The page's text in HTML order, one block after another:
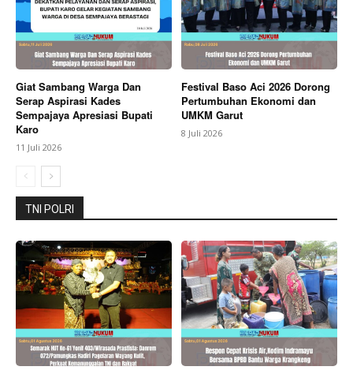
Company
About
Contact us
Subscription Plans
My account
Bagikan Artikel
Critical Mass Suarakan Hak yang Sama bagi Seluruh
Pengguna Jalan
Giat Sambang Warga Dan
Serap Aspirasi Kades
Sempajaya Apresiasi Bupati
Karo
11 Juli 2026
Festival Baso Aci 2026 Dorong
Pertumbuhan Ekonomi dan
UMKM Garut
8 Juli 2026
TNI POLRI